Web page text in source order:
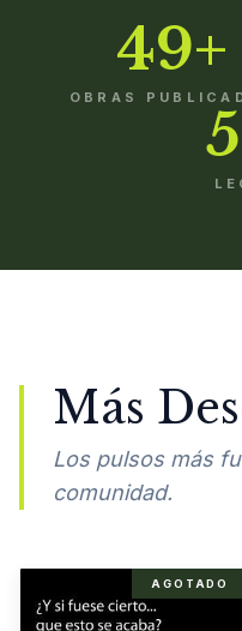
49+
OBRAS
Más
Los pulsos más
comunidad.
AGOTADO